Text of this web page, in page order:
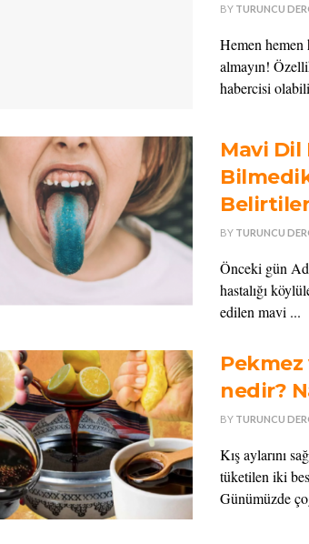
BY TURUNCU
Hemen hemen
almayın!
habercisi
Mavi Dil
BY TURUNCU
Önceki gün
hastalığı
edilen mavi ...
Pekmez
nedir?
BY TURUNCU
Kış aylarını
tüketilen iki
Günümüzde